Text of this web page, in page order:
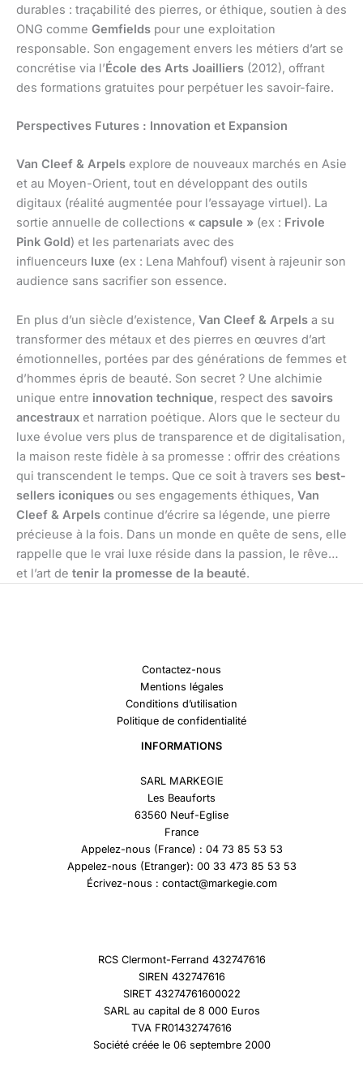
durables : traçabilité des pierres, or éthique, soutien à des
ONG comme Gemfields pour une exploitation
responsable. Son engagement envers les métiers d’art se
concrétise via l’École des Arts Joailliers (2012), offrant
des formations gratuites pour perpétuer les savoir-faire.
Perspectives Futures : Innovation et Expansion
Van Cleef & Arpels explore de nouveaux marchés en Asie
et au Moyen-Orient, tout en développant des outils
digitaux (réalité augmentée pour l’essayage virtuel). La
sortie annuelle de collections « capsule » (ex : Frivole
Pink Gold) et les partenariats avec des
influenceurs luxe (ex : Lena Mahfouf) visent à rajeunir son
audience sans sacrifier son essence.
En plus d’un siècle d’existence, Van Cleef & Arpels a su
transformer des métaux et des pierres en œuvres d’art
émotionnelles, portées par des générations de femmes et
d’hommes épris de beauté. Son secret ? Une alchimie
unique entre innovation technique, respect des savoirs
ancestraux et narration poétique. Alors que le secteur du
luxe évolue vers plus de transparence et de digitalisation,
la maison reste fidèle à sa promesse : offrir des créations
qui transcendent le temps. Que ce soit à travers ses best-
sellers iconiques ou ses engagements éthiques, Van
Cleef & Arpels continue d’écrire sa légende, une pierre
précieuse à la fois. Dans un monde en quête de sens, elle
rappelle que le vrai luxe réside dans la passion, le rêve…
et l’art de tenir la promesse de la beauté.
Contactez-nous
Mentions légales
Conditions d’utilisation
Politique de confidentialité
INFORMATIONS
SARL MARKEGIE
Les Beauforts
63560 Neuf-Eglise
France
Appelez-nous (France) : 04 73 85 53 53
Appelez-nous (Etranger): 00 33 473 85 53 53
Écrivez-nous : contact@markegie.com
RCS Clermont-Ferrand 432747616
SIREN 432747616
SIRET 43274761600022
SARL au capital de 8 000 Euros
TVA FR01432747616
Société créée le 06 septembre 2000